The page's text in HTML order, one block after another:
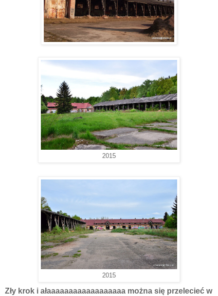
2015
2015
Zły krok i ałaaaaaaaaaaaaaaaaaa można się przelecieć w